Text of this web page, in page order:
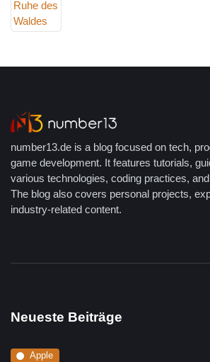
number13.de is a blog focused on tech,
game development. It features tutorials,
various technologies, coding practices,
The blog also covers personal projects,
industry-related content.
Neueste Beiträge
Apple